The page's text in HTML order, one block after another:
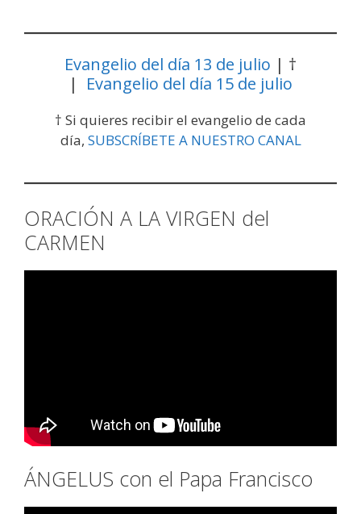
Evangelio del día 13 de julio | †
| Evangelio del día 15 de julio
† Si quieres recibir el evangelio de cada
día, SUBSCRÍBETE A NUESTRO CANAL
ORACIÓN A LA VIRGEN del
CARMEN
ÁNGELUS con el Papa Francisco